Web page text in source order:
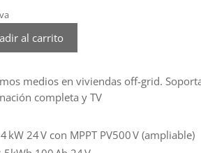
al carrito
medios en viviendas off-grid.
completa y TV
kW 24 V con MPPT PV500 V (ampliable)